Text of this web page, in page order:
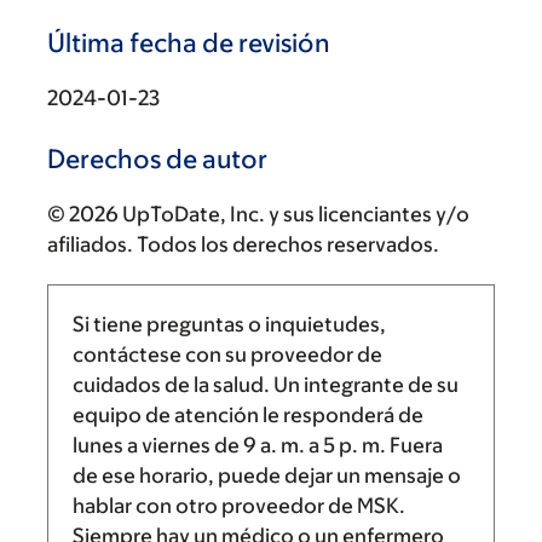
Última fecha de revisión
2024-01-23
Derechos de autor
© 2026 UpToDate, Inc. y sus licenciantes y/o
afiliados. Todos los derechos reservados.
Si tiene preguntas o inquietudes,
contáctese con su proveedor de
cuidados de la salud. Un integrante de su
equipo de atención le responderá de
lunes a viernes de 9 a. m. a5 p. m. Fuera
de ese horario, puede dejar un mensaje o
hablar con otro proveedor de MSK.
Siempre hay un médico o un enfermero